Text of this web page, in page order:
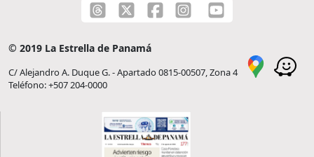
© 2019 La Estrella de Panamá
C/ Alejandro A. Duque G. - Apartado 0815-00507, Zona 4
Teléfono: +507 204-0000